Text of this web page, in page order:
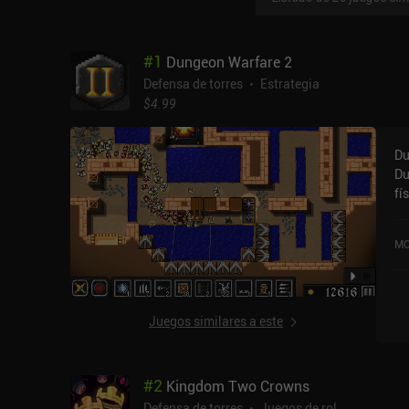
#1 Dungeon Warfare 2
Defensa de torres
Estrategia
$4.99
Juegos similares a este
#2 Kingdom Two Crowns